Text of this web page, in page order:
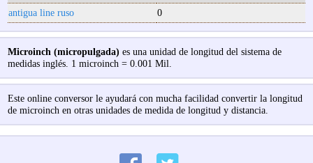
antigua line ruso
0
Microinch (micropulgada) es una unidad de longitud del sistema de
medidas inglés. 1 microinch = 0.001 Mil.
Este online conversor le ayudará con mucha facilidad convertir la longitud
de microinch en otras unidades de medida de longitud y distancia.